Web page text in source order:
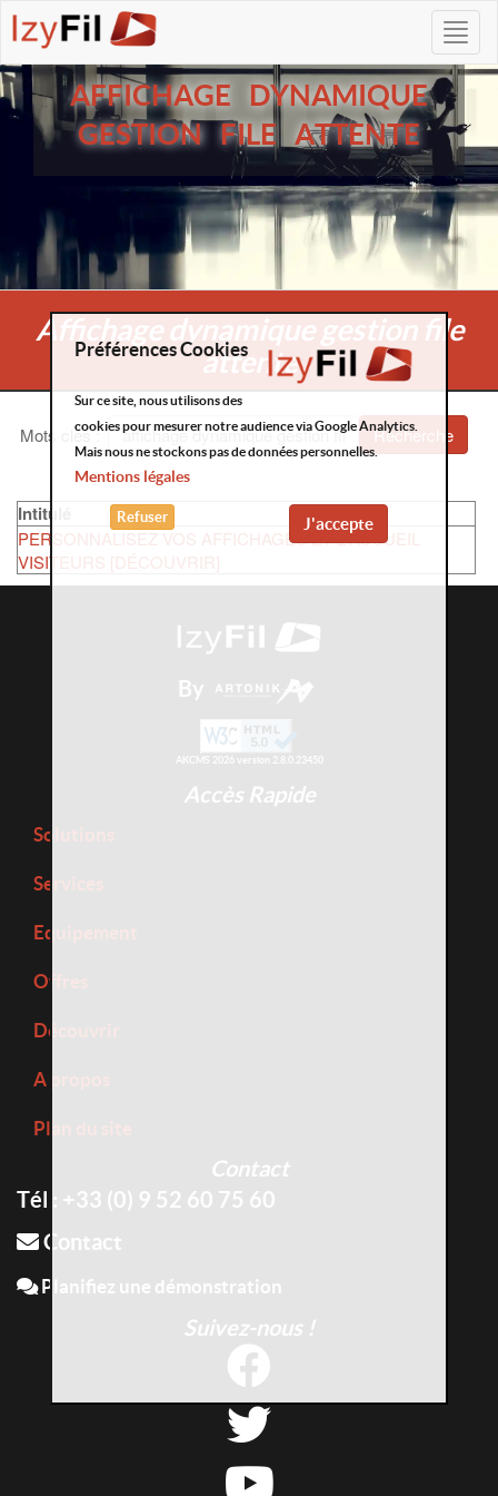
AFFICHAGE DYNAMIQUE
GESTION FILE ATTENTE
Affichage dynamique gestion file
attente
Mots clés: Recherche
Intitulé
PERSONNALISEZ VOS AFFICHAGES ET L'ACCUEIL
VISITEURS [DÉCOUVRIR]
By
AKCMS 2026 version 2.8.0.23450
Accès Rapide
Solutions
Services
Equipement
Offres
Découvrir
A propos
Plan du site
Contact
Tél : +33 (0) 9 52 60 75 60
Contact
Planifiez une démonstration
Suivez-nous !
Préférences Cookies
Sur ce site, nous utilisons des
cookies pour mesurer notre audience via Google Analytics.
Mais nous ne stockons pas de données personnelles.
Mentions légales
J'accepte
Refuser